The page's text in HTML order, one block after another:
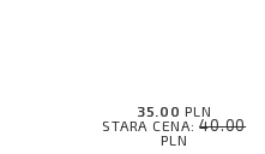
35.00 PLN
STARA CENA:40.00
PLN